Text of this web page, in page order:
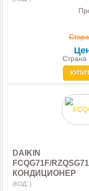
Страна
DAIKIN
FCQG71F/
КОНДИЦИОНЕР
(КОД: )